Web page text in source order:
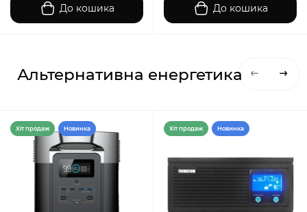
До кошика До кошика
Альтернативна енергетика
Хiт продаж Новинка Хiт продаж Новинка